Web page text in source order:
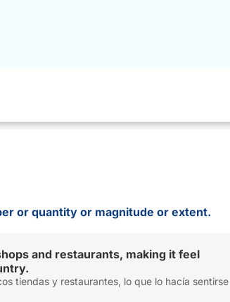
or quantity or magnitude or extent.
and restaurants, making it feel
tiendas y restaurantes, lo que lo hacía sentirse